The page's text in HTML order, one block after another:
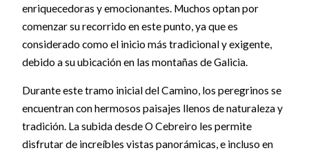
enriquecedoras y emocionantes. Muchos optan por
comenzar su recorrido en este punto, ya que es
considerado como el inicio más tradicional y exigente,
debido a su ubicación en las montañas de Galicia.
Durante este tramo inicial del Camino, los peregrinos se
encuentran con hermosos paisajes llenos de naturaleza y
tradición. La subida desde O Cebreiro les permite
disfrutar de increíbles vistas panorámicas, e incluso en